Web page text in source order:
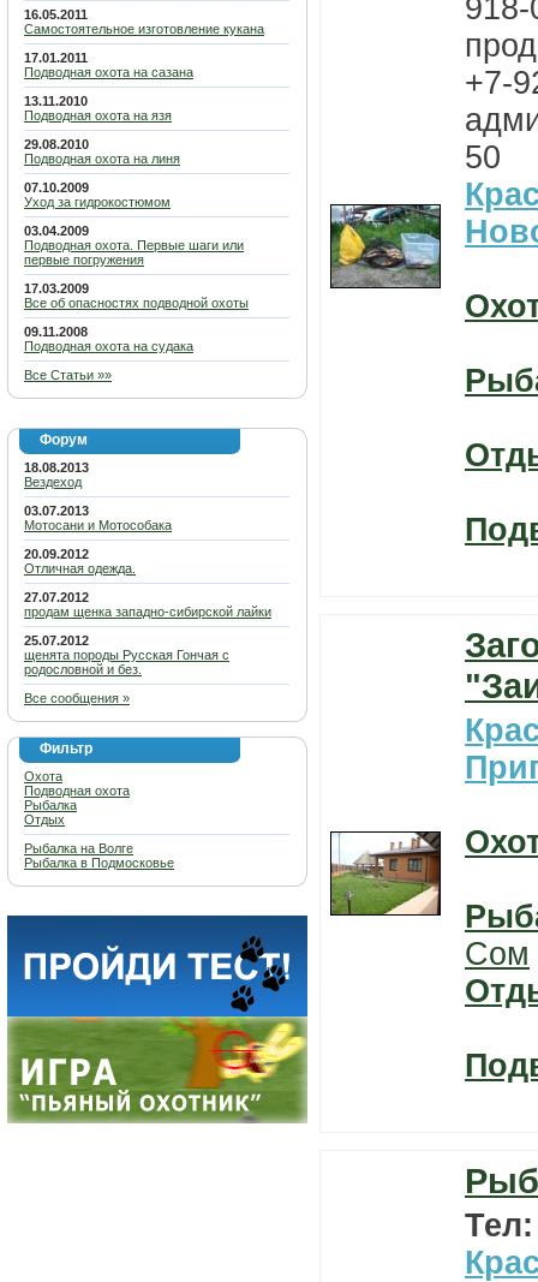
16.05.2011
Самостоятельное изготовление кукана
17.01.2011
Подводная охота на сазана
13.11.2010
Подводная охота на язя
29.08.2010
Подводная охота на линя
07.10.2009
Уход за гидрокостюмом
03.04.2009
Подводная охота. Первые шаги или
первые погружения
17.03.2009
Все об опасностях подводной охоты
09.11.2008
Подводная охота на судака
Все Статьи »»
Форум
18.08.2013
Вездеход
03.07.2013
Мотосани и Мотособака
20.09.2012
Отличная одежда.
27.07.2012
продам щенка западно-сибирской лайки
25.07.2012
щенята породы Русская Гончая с
родословной и без.
Все сообщения »
Фильтр
Охота
Подводная охота
Рыбалка
Отдых
Рыбалка на Волге
Рыбалка в Подмосковье
+7-
50
Сом